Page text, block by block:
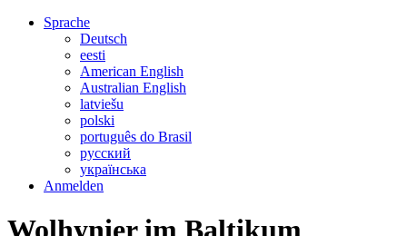
Sprache
Deutsch
eesti
American English
Australian English
latviešu
polski
português do Brasil
русский
українська
Anmelden